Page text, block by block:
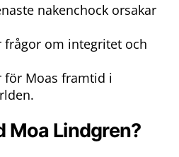
nakenchock orsakar
frågor om integritet och
för Moas framtid i
Moa Lindgren?